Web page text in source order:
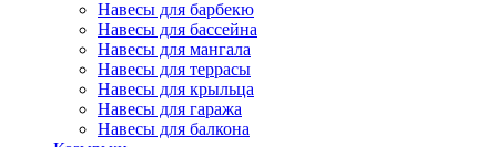
Навесы для барбекю
Навесы для бассейна
Навесы для мангала
Навесы для террасы
Навесы для крыльца
Навесы для гаража
Навесы для балкона